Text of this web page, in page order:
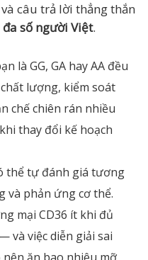
câu trả lời thẳng thắn
số người Việt.
là GG, GA hay AA đều
lượng, kiểm soát
chế chiên rán nhiều
thay đổi kế hoạch
thể tự đánh giá tương
và phản ứng cơ thể.
mại CD36 ít khi đủ
và việc diễn giải sai